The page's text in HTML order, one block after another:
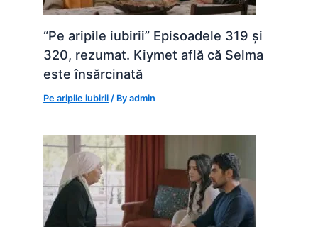
“Pe aripile iubirii” Episoadele 319 și
320, rezumat. Kiymet află că Selma
este însărcinată
Pe aripile iubirii / Byadmin